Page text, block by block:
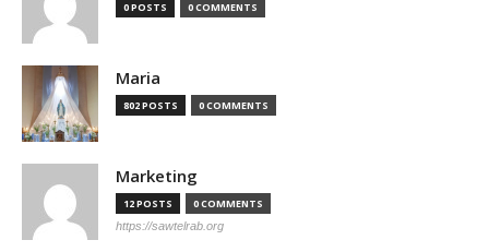
0 POSTS 0 COMMENTS
Maria
802 POSTS 0 COMMENTS
Marketing
12 POSTS 0 COMMENTS
https://sawtelrab.org